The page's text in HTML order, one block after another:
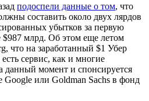
подоспели данные о том, что
составить около двух лярдов
убытков за первую
$987 млрд. Об этом еще летом
, что на заработанный $1 Убер
сервис, как и многие
данный момент и спонсируется
или Goldman Sachs в фонд